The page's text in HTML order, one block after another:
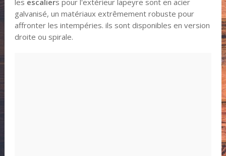
les escaliers pour l'extérieur lapeyre sont en acier
galvanisé, un matériaux extrêmement robuste pour
affronter les intempéries. ils sont disponibles en version
droite ou spirale.